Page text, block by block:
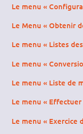
Le menu «
Le Menu « Obtenir
Le menu « Listes
Le menu «
Le menu « Liste de
Le menu «
Le menu « Exercice